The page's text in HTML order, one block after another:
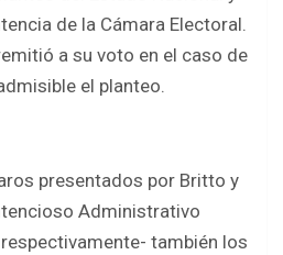
de la Cámara Electoral.
a su voto en el caso de
el planteo.
presentados por Britto y
Administrativo
también los